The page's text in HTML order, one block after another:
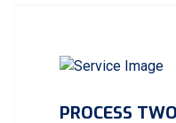
PROCESS